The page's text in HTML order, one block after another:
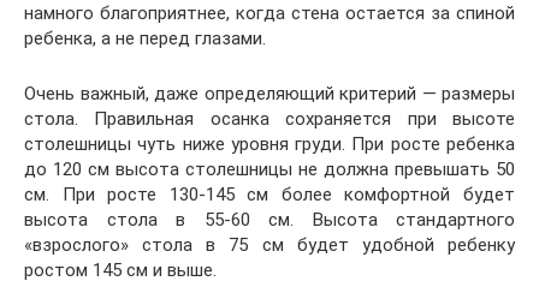
намного благоприятнее, когда стена остается за спиной
ребенка, а не перед глазами.
Очень важный, даже определяющий критерий — размеры
стола. Правильная осанка сохраняется при высоте
столешницы чуть ниже уровня груди. При росте ребенка
до 120 см высота столешницы не должна превышать 50
см. При росте 130-145 см более комфортной будет
высота стола в 55-60 см. Высота стандартного
«взрослого» стола в 75 см будет удобной ребенку
ростом 145 см и выше.